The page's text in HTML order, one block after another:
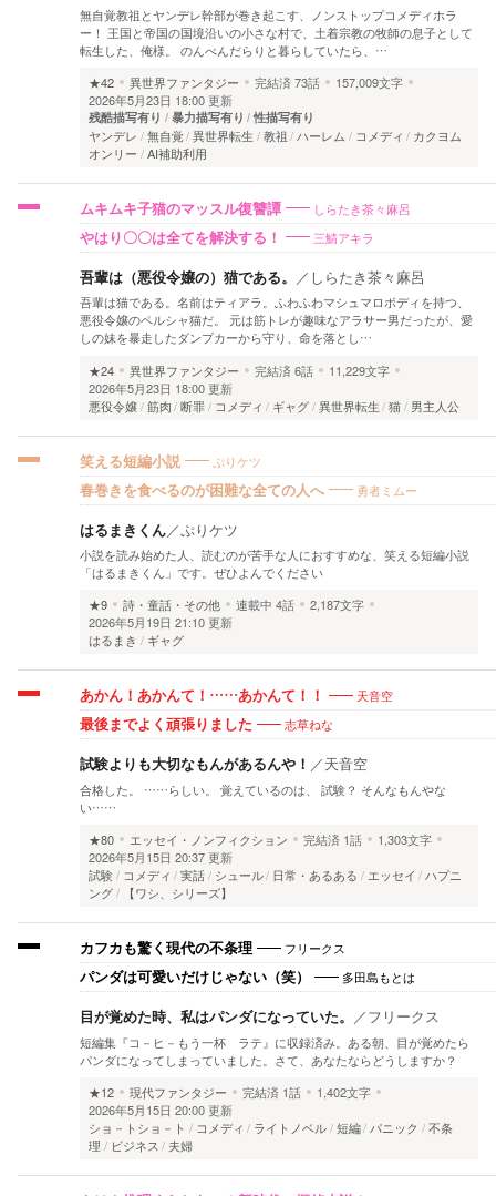
無自覚教祖とヤンデレ幹部が巻き起こす、ノンストップコメディホラ
ー！ 王国と帝国の国境沿いの小さな村で、土着宗教の牧師の息子として
転生した、俺様。 のんべんだらりと暮らしていたら、…
★42
異世界ファンタジー 完結済73話
157,009文字
2026年5月23日 18:00 更新
残酷描写有り 暴力描写有り 性描写有り
ヤンデレ 無自覚 異世界転生 教祖 ハーレム コメディ
カクヨム
オンリー
AI補助利用
ムキムキ子猫のマッスル復讐譚 しらたき茶々麻呂
やはり〇〇は全てを解決する！ 三鯖アキラ
吾輩は（悪役令嬢の）猫である。 ／ しらたき茶々麻呂
吾輩は猫である。名前はティアラ。ふわふわマシュマロボディを持つ、
悪役令嬢のペルシャ猫だ。 元は筋トレが趣味なアラサー男だったが、愛
しの妹を暴走したダンプカーから守り、命を落とし…
★24
異世界ファンタジー 完結済6話
11,229文字
2026年5月23日 18:00 更新
悪役令嬢 筋肉 断罪 コメディ ギャグ 異世界転生 猫 男主人公
笑える短編小説 ぷりケツ
春巻きを食べるのが困難な全ての人へ 勇者ミムー
はるまきくん／ぷりケツ
小説を読み始めた人、読むのが苦手な人におすすめな、笑える短編小説
「はるまきくん」です。ぜひよんでください
★9
詩・童話・その他 連載中 4話
2,187文字
2026年5月19日 21:10 更新
はるまき
ギャグ
あかん！あかんて！……あかんて！！ 天音空
最後までよく頑張りました 志草ねな
試験よりも大切なもんがあるんや！ ／天音空
合格した。 ……らしい。 覚えているのは、 試験？ そんなもんやな
い……
★80
エッセイ・ノンフィクション 完結済 1話
1,303文字
2026年5月15日 20:37 更新
試験
コメディ 実話 シュール 日常・あるある エッセイ
ハプニ
ング
【ワシ、シリーズ】
カフカも驚く現代の不条理 フリークス
パンダは可愛いだけじゃない（笑） 多田島もとは
目が覚めた時、私はパンダになっていた。 ／フリークス
短編集『コ－ヒ－もう一杯 ラテ』に収録済み。ある朝、目が覚めたら
パンダになってしまっていました。さて、あなたならどうしますか？
★12
現代ファンタジー 完結済 1話
1,402文字
2026年5月15日 20:00 更新
ショ－トショ－ト
コメディ ライトノベル 短編 パニック
不条
理
ビジネス 夫婦